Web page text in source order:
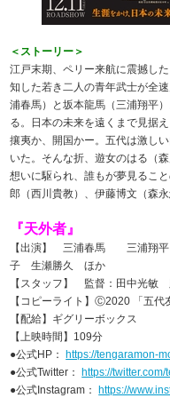
＜ストーリー＞
江戸末期、ペリー来航に震撼し
知した若き二人の青年武士が全
浦春馬）と坂本龍馬（三浦翔平
る。日本の未来を遠くまで見据
攘夷か、開国かー。五代は激し
いた。そんな折、遊女のはる（
想いに駆られ、誰もが夢見るこ
郎（西川貴教）、伊藤博文（森
『天外者』
【出演】 三浦春馬 三浦翔
子 生瀬勝久 ほか
【スタッフ】 監督：田中光敏
【コピーライト】Ⓒ2020 「五代
【配給】ギグリーボックス
【上映時間】109分
●公式HP： https://tengaramon-
●公式Twitter： https://
●公式Instagram： https://